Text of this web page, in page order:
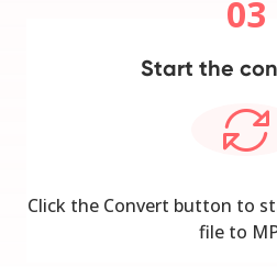
03
Start the
Click the Convert button to
file to